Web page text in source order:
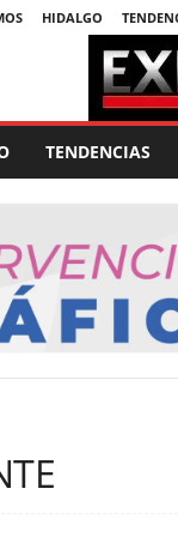
HIDALGO
TENDENCIAS